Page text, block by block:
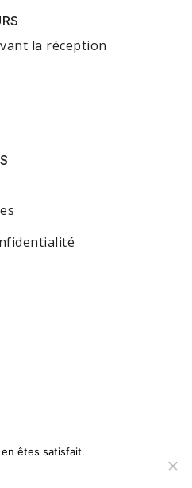
la réception
êtes satisfait.